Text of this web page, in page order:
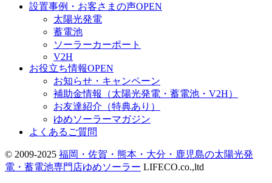
設置事例・お客さまの声OPEN
太陽光発電
蓄電池
ソーラーカーポート
V2H
お役立ち情報OPEN
お知らせ・キャンペーン
補助金情報（太陽光発電・蓄電池・V2H）
お友達紹介（特典あり）
ゆめソーラーマガジン
よくあるご質問
© 2009-2025 福岡・佐賀・熊本・大分・鹿児島の太陽光発
電・蓄電池専門店ゆめソーラー LIFECO.co.,ltd